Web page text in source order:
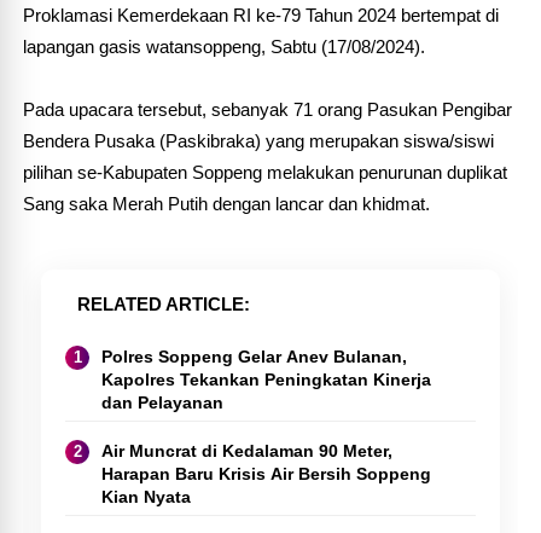
Proklamasi Kemerdekaan RI ke-79 Tahun 2024 bertempat di
lapangan gasis watansoppeng, Sabtu (17/08/2024).
Pada upacara tersebut, sebanyak 71 orang Pasukan Pengibar
Bendera Pusaka (Paskibraka) yang merupakan siswa/siswi
pilihan se-Kabupaten Soppeng melakukan penurunan duplikat
Sang saka Merah Putih dengan lancar dan khidmat.
RELATED ARTICLE
Polres Soppeng Gelar Anev Bulanan,
Kapolres Tekankan Peningkatan Kinerja
dan Pelayanan
Air Muncrat di Kedalaman 90 Meter,
Harapan Baru Krisis Air Bersih Soppeng
Kian Nyata